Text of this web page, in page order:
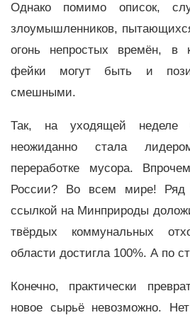
Однако помимо описок,
злоумышленников,
огонь непростых времён, в
фейки могут быть и
смешными.
Так, на уходящей неделе
неожиданно стала
переработке мусора.
России? Во всем мире!
ссылкой на Минприроды
твёрдых коммунальных
области достигла 100%. А по
Конечно, практически
новое сырьё невозможно.